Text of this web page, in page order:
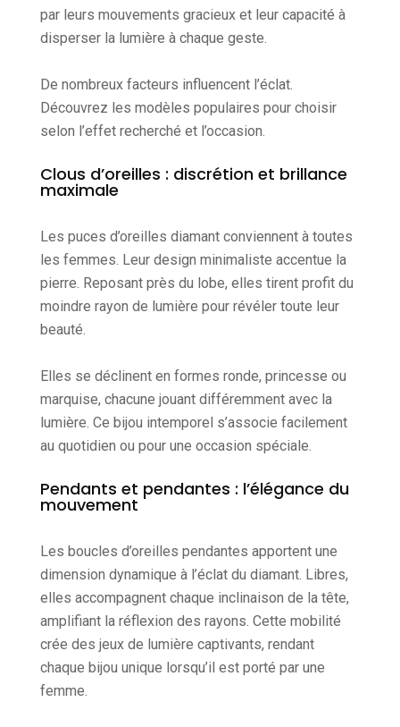
par leurs mouvements gracieux et leur capacité à
disperser la lumière à chaque geste.
De nombreux facteurs influencent l’éclat.
Découvrez les modèles populaires pour choisir
selon l’effet recherché et l’occasion.
Clous d’oreilles : discrétion et brillance
maximale
Les puces d’oreilles diamant conviennent à toutes
les femmes. Leur design minimaliste accentue la
pierre. Reposant près du lobe, elles tirent profit du
moindre rayon de lumière pour révéler toute leur
beauté.
Elles se déclinent en formes ronde, princesse ou
marquise, chacune jouant différemment avec la
lumière. Ce bijou intemporel s’associe facilement
au quotidien ou pour une occasion spéciale.
Pendants et pendantes : l’élégance du
mouvement
Les boucles d’oreilles pendantes apportent une
dimension dynamique à l’éclat du diamant. Libres,
elles accompagnent chaque inclinaison de la tête,
amplifiant la réflexion des rayons. Cette mobilité
crée des jeux de lumière captivants, rendant
chaque bijou unique lorsqu’il est porté par une
femme.